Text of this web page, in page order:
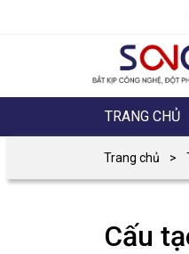
TRANG CHỦ
Trang chủ
Cấu